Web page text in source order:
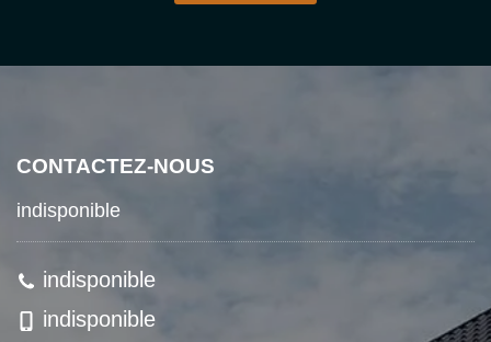
CONTACTEZ-NOUS
indisponible
indisponible
indisponible